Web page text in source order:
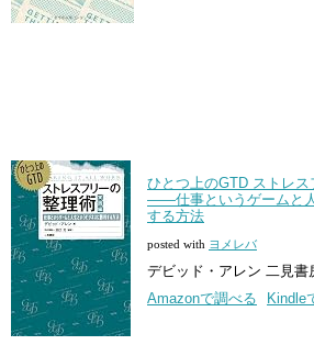
ひとつ上のGTD ストレ
――仕事というゲームと
する方法
posted with ヨメレバ
デビッド・アレン 二見書
Amazonで調べる
Kindle